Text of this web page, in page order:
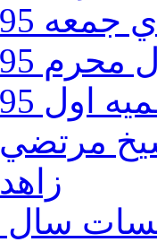
95
محرم 95
اول 95
حاج شيخ مرتضي
زاهد
سال 94